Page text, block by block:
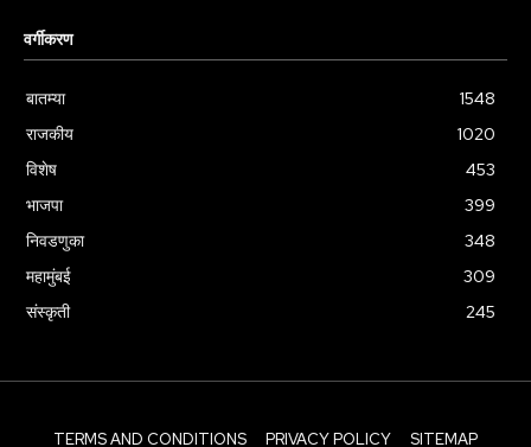
वर्गीकरण
बातम्या
1548
राजकीय
1020
विशेष
453
भाजपा
399
निवडणुका
348
महामुंबई
309
संस्कृती
245
TERMS AND CONDITIONS PRIVACY POLICY SITEMAP